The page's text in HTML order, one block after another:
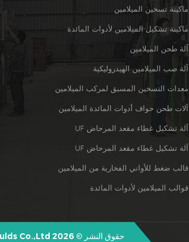
ماكينة تسخين الميلامين
ماكينة تشكيل الميلامين لأدوات المائدة
آلة طحن الميلامين
آلة صب الميلامين الهيدروليكية
معدات التسخين المسبق لمركب الميلامين
آلات طحن حواف أدوات المائدة الميلامين
آلة تشكيل غطاء مقعد المرحاض UF
آلة تشكيل غطاء مقعد المرحاض UF
قالب ضغط للأواني الفخارية من الميلامين
قوالب الميلامين لأدوات المائدة
حقوق النشر © 2026 Quanzhou Shunhao Melamine Moulds Co.,Ltd. كل الحقوق محفوظة.